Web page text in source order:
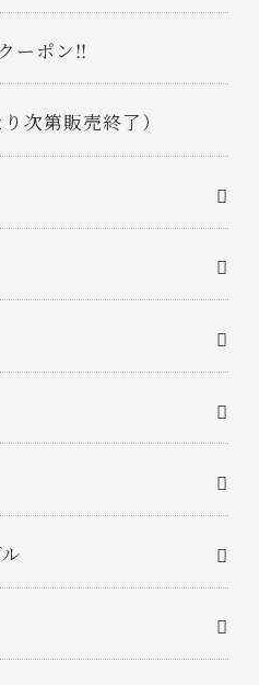
ーポン‼
次第販売終了）